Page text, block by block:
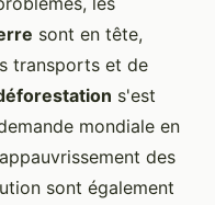
sont en tête,
transports et de
s'est
mondiale en
des
sont également